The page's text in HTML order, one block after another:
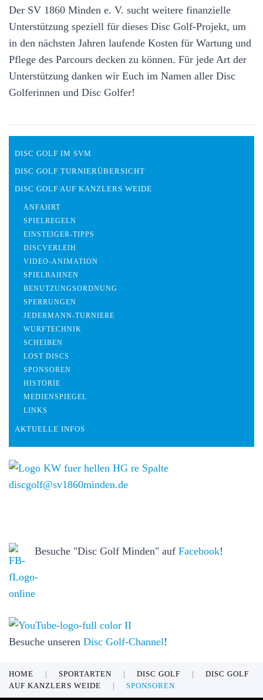
Der SV 1860 Minden e. V. sucht weitere finanzielle
Unterstützung speziell für dieses Disc Golf-Projekt, um
in den nächsten Jahren laufende Kosten für Wartung und
Pflege des Parcours decken zu können. Für jede Art der
Unterstützung danken wir Euch im Namen aller Disc
Golferinnen und Disc Golfer!
DISC GOLF IM SVM
DISC GOLF TURNIERÜBERSICHT
DISC GOLF AUF KANZLERS WEIDE
ANFAHRT
SPIELREGELN
EINSTEIGER-TIPPS
DISCVERLEIH
VIDEO-ANIMATION
SPIELBAHNEN
BENUTZUNGSORDNUNG
SPERRUNGEN
JEDERMANN-TURNIERE
WURFTECHNIK
SCHEIBEN
LOST DISCS
SPONSOREN
HISTORIE
MEDIENSPIEGEL
LINKS
AKTUELLE INFOS
discgolf@sv1860minden.de
Besuche "Disc Golf Minden" auf Facebook!
Besuche unseren Disc Golf-Channel!
HOME SPORTARTEN DISC GOLF
DISC GOLF
AUF KANZLERS WEIDE
SPONSOREN